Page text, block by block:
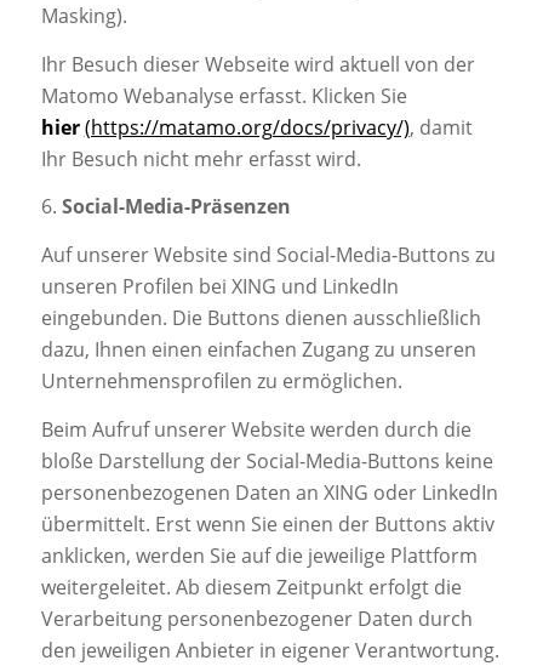
Masking).
Ihr Besuch dieser Webseite wird aktuell von der
Matomo Webanalyse erfasst. Klicken Sie
hier (https://matamo.org/docs/privacy/), damit
Ihr Besuch nicht mehr erfasst wird.
6. Social-Media-Präsenzen
Auf unserer Website sind Social-Media-Buttons zu
unseren Profilen bei XING und LinkedIn
eingebunden. Die Buttons dienen ausschließlich
dazu, Ihnen einen einfachen Zugang zu unseren
Unternehmensprofilen zu ermöglichen.
Beim Aufruf unserer Website werden durch die
bloße Darstellung der Social-Media-Buttons keine
personenbezogenen Daten an XING oder LinkedIn
übermittelt. Erst wenn Sie einen der Buttons aktiv
anklicken, werden Sie auf die jeweilige Plattform
weitergeleitet. Ab diesem Zeitpunkt erfolgt die
Verarbeitung personenbezogener Daten durch
den jeweiligen Anbieter in eigener Verantwortung.